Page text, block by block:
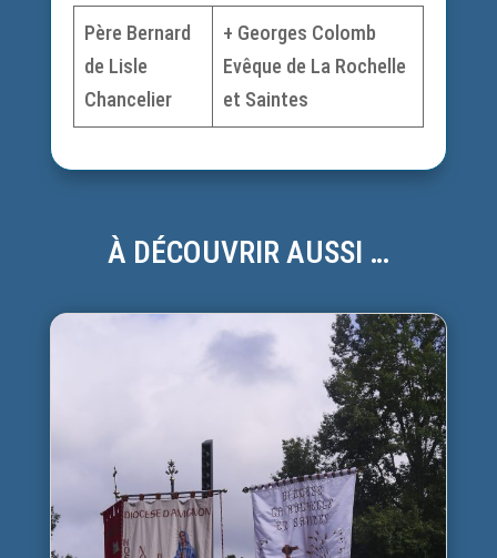
Père Bernard
de Lisle
Chancelier
+ Georges Colomb
Evêque de La Rochelle
et Saintes
À DÉCOUVRIR AUSSI …